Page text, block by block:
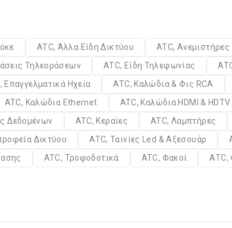
ATC, Άλλα Είδη Δικτύου ATC, Ανεμιστήρες
Τηλεοράσεων ATC, Είδη Τηλεφωνίας
Επαγγελματικά Ηχεία ATC, Καλώδια & Φις RCA
ATC, Καλώδια Ethernet ATC, Καλώδια HDMI & HDTV
Δεδομένων ATC, Κεραίες ATC, Λαμπτήρες
Δικτύου ATC, Ταινίες Led & Αξεσουάρ
ATC, Τροφοδοτικά ATC, Φακοί ATC,